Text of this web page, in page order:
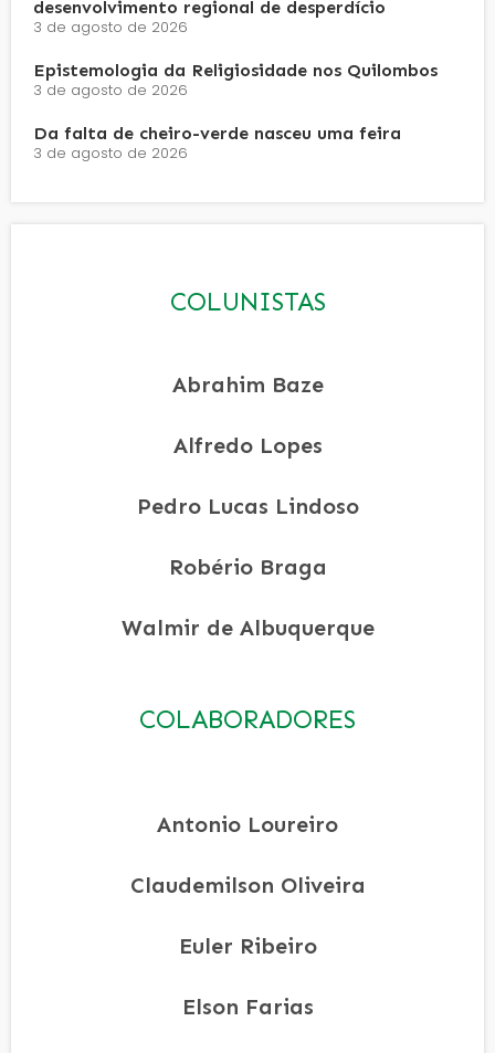
desenvolvimento regional de desperdício
3 de agosto de 2026
Epistemologia da Religiosidade nos Quilombos
3 de agosto de 2026
Da falta de cheiro-verde nasceu uma feira
3 de agosto de 2026
COLUNISTAS
Abrahim Baze
Alfredo Lopes
Pedro Lucas Lindoso
Robério Braga
Walmir de Albuquerque
COLABORADORES
Antonio Loureiro
Claudemilson Oliveira
Euler Ribeiro
Elson Farias